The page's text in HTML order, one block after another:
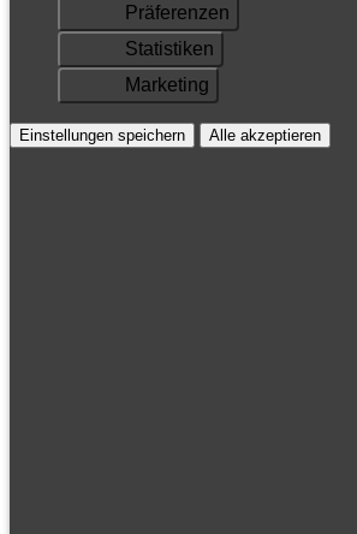
Präferenzen
Statistiken
Marketing
Einstellungen speichern Alle akzeptieren